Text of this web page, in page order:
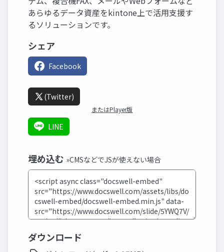
あらゆるデータ資産をkintone上で活用支援す
るソリューションです。
シェア
Facebook
(Twitter)
またはPlayer版
LINE
埋め込む »CMSなどでJSが使えない場合
ダウンロード